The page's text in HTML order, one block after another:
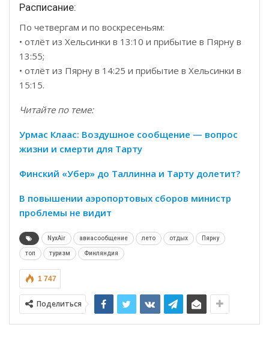
Расписание:
По четвергам и по воскресеньям:
• отлёт из Хельсинки в 13:10 и прибытие в Пярну в
13:55;
• отлёт из Пярну в 14:25 и прибытие в Хельсинки в
15:15.
Читайте по теме:
Урмас Клаас: Воздушное сообщение — вопрос
жизни и смерти для Тарту
Финский «Убер» до Таллинна и Тарту долетит?
В повышении аэропортовых сборов министр
проблемы не видит
NyxAir авиасообщение лето отдых Пярну
топ туризм Финляндия
1 747
Поделиться